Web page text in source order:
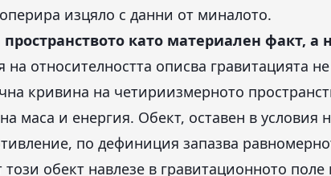
изцяло с данни от миналото.
като материален факт, а
относителността описва гравитацията
кривина на четириизмерното
маса и енергия. Обект, оставен в условия
по дефиниция запазва
обект навлезе в гравитационното